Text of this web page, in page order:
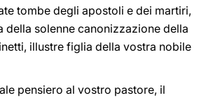
tombe degli apostoli e dei martiri,
della solenne canonizzazione della
illustre figlia della vostra nobile
pensiero al vostro pastore, il